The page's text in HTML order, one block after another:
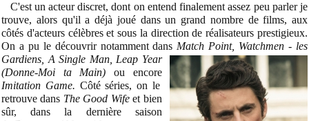
C'est un acteur discret, dont on entend finalement assez peu parler je
trouve, alors qu'il a déjà joué dans un grand nombre de films, aux
côtés d'acteurs célèbres et sous la direction de réalisateurs prestigieux.
On a pu le découvrir notamment dansMatch Point, Watchmen - les
Gardiens, A Single Man, Leap Year
(Donne-Moi ta Main)ou encore
Imitation Game. Côté séries, on le
retrouve dans The Good Wifeet bien
sûr, dans la dernière saison